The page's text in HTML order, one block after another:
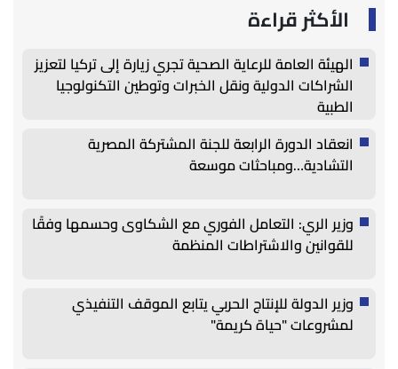
الأكثر قراءة
الهيئة العامة للرعاية الصحية تجري زيارة إلى تركيا لتعزيز
الشراكات الدولية ونقل الخبرات وتوطين التكنولوجيا
الطبية
انعقاد الدورة الرابعة للجنة المشتركة المصرية
التشادية…ومباحثات موسعة
وزير الري: التعامل الفوري مع الشكاوى وحسمها وفقًا
للقوانين والاشتراطات المنظمة
وزير الدولة للإنتاج الحربي يتابع الموقف التنفيذي
لمشروعات "حياة كريمة"